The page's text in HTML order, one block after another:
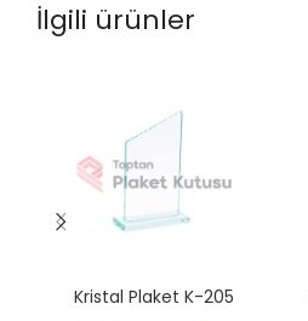
İlgili ürünler
Kristal Plaket K-205